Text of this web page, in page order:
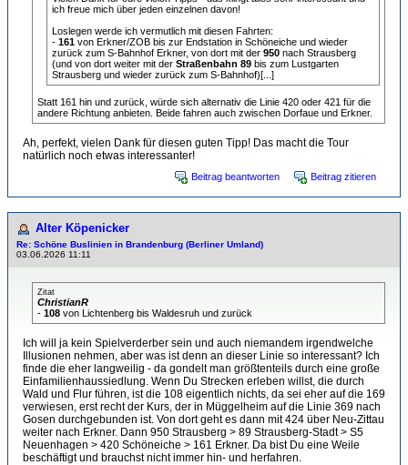
ich freue mich über jeden einzelnen davon!
Loslegen werde ich vermutlich mit diesen Fahrten:
- 161 von Erkner/ZOB bis zur Endstation in Schöneiche und wieder
zurück zum S-Bahnhof Erkner, von dort mit der 950 nach Strausberg
(und von dort weiter mit der Straßenbahn 89 bis zum Lustgarten
Strausberg und wieder zurück zum S-Bahnhof)[...]
Statt 161 hin und zurück, würde sich alternativ die Linie 420 oder 421 für die
andere Richtung anbieten. Beide fahren auch zwischen Dorfaue und Erkner.
Ah, perfekt, vielen Dank für diesen guten Tipp! Das macht die Tour
natürlich noch etwas interessanter!
Beitrag beantworten Beitrag zitieren
Alter Köpenicker
Re: Schöne Buslinien in Brandenburg (Berliner Umland)
03.06.2026 11:11
Zitat
ChristianR
- 108 von Lichtenberg bis Waldesruh und zurück
Ich will ja kein Spielverderber sein und auch niemandem irgendwelche
Illusionen nehmen, aber was ist denn an dieser Linie so interessant? Ich
finde die eher langweilig - da gondelt man größtenteils durch eine große
Einfamilienhaussiedlung. Wenn Du Strecken erleben willst, die durch
Wald und Flur führen, ist die 108 eigentlich nichts, da sei eher auf die 169
verwiesen, erst recht der Kurs, der in Müggelheim auf die Linie 369 nach
Gosen durchgebunden ist. Von dort geht es dann mit 424 über Neu-Zittau
weiter nach Erkner. Dann 950 Strausberg > 89 Strausberg-Stadt > S5
Neuenhagen > 420 Schöneiche > 161 Erkner. Da bist Du eine Weile
beschäftigt und brauchst nicht immer hin- und herfahren.